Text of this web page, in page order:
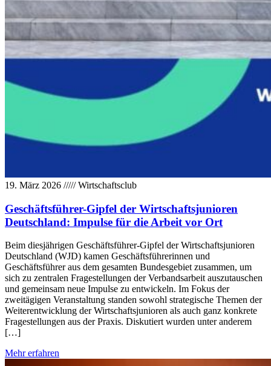
19. März 2026 /////Wirtschaftsclub
Geschäftsführer-Gipfel der Wirtschaftsjunioren
Deutschland: Impulse für die Arbeit vor Ort
Beim diesjährigen Geschäftsführer-Gipfel der Wirtschaftsjunioren
Deutschland (WJD) kamen Geschäftsführerinnen und
Geschäftsführer aus dem gesamten Bundesgebiet zusammen, um
sich zu zentralen Fragestellungen der Verbandsarbeit auszutauschen
und gemeinsam neue Impulse zu entwickeln. Im Fokus der
zweitägigen Veranstaltung standen sowohl strategische Themen der
Weiterentwicklung der Wirtschaftsjunioren als auch ganz konkrete
Fragestellungen aus der Praxis. Diskutiert wurden unter anderem
[…]
Mehr erfahren